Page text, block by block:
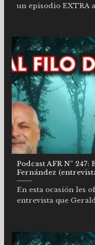
un episodio EXTRA
Podcast AFR Nº
Fernández
En esta ocasión les
entrevista que